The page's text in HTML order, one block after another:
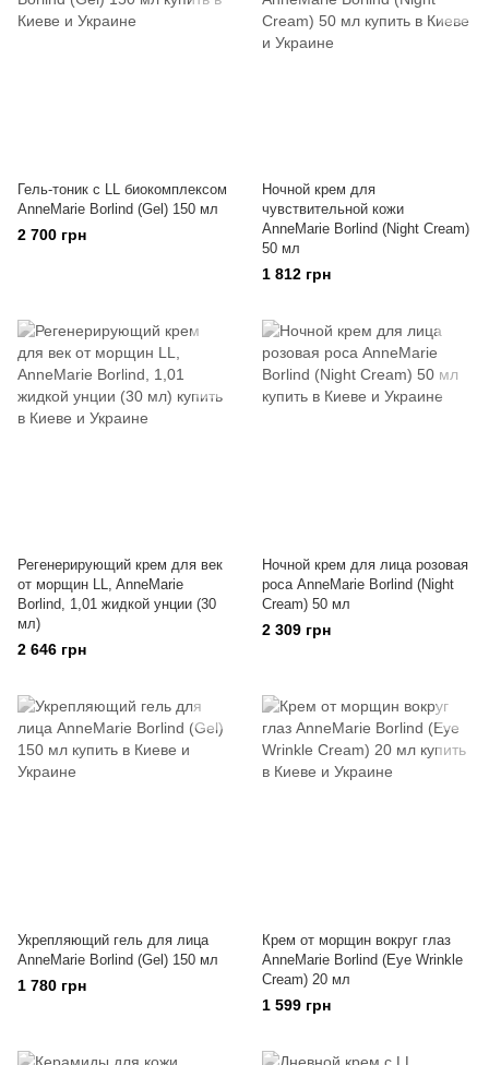
Гель-тоник с LL биокомплексом
AnneMarie Borlind (Gel) 150 мл
2 700 грн
Ночной крем для
чувствительной кожи
AnneMarie Borlind (Night Cream)
50 мл
1 812 грн
Регенерирующий крем для век
от морщин LL, AnneMarie
Borlind, 1,01 жидкой унции (30
мл)
2 646 грн
Ночной крем для лица розовая
роса AnneMarie Borlind (Night
Cream) 50 мл
2 309 грн
Укрепляющий гель для лица
AnneMarie Borlind (Gel) 150 мл
1 780 грн
Крем от морщин вокруг глаз
AnneMarie Borlind (Eye Wrinkle
Cream) 20 мл
1 599 грн